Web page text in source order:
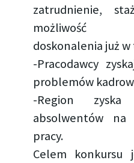
zatrudnienie,
możliwość
doskonalenia już
-Pracodawcy
problemów
-Region
absolwentów
pracy.
Celem konkursu